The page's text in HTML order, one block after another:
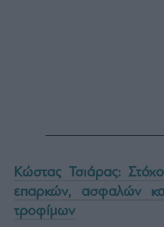
Κώστας Τσιάρας:
επαρκών, ασφαλών
τροφίμων